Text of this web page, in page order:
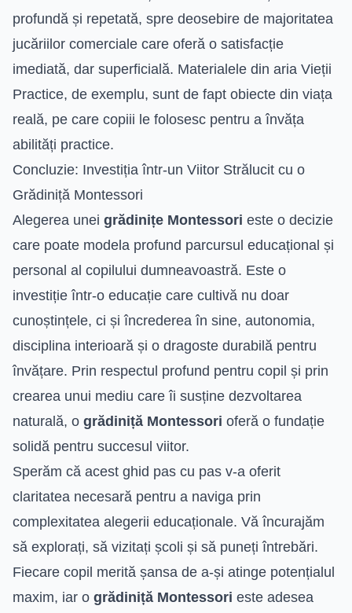
profundă și repetată, spre deosebire de majoritatea
jucăriilor comerciale care oferă o satisfacție
imediată, dar superficială. Materialele din aria Vieții
Practice, de exemplu, sunt de fapt obiecte din viața
reală, pe care copiii le folosesc pentru a învăța
abilități practice.
Concluzie: Investiția într-un Viitor Strălucit cu o
Grădiniță Montessori
Alegerea unei grădinițe Montessori este o decizie
care poate modela profund parcursul educațional și
personal al copilului dumneavoastră. Este o
investiție într-o educație care cultivă nu doar
cunoștințele, ci și încrederea în sine, autonomia,
disciplina interioară și o dragoste durabilă pentru
învățare. Prin respectul profund pentru copil și prin
crearea unui mediu care îi susține dezvoltarea
naturală, o grădiniță Montessori oferă o fundație
solidă pentru succesul viitor.
Sperăm că acest ghid pas cu pas v-a oferit
claritatea necesară pentru a naviga prin
complexitatea alegerii educaționale. Vă încurajăm
să explorați, să vizitați școli și să puneți întrebări.
Fiecare copil merită șansa de a-și atinge potențialul
maxim, iar o grădiniță Montessori este adesea